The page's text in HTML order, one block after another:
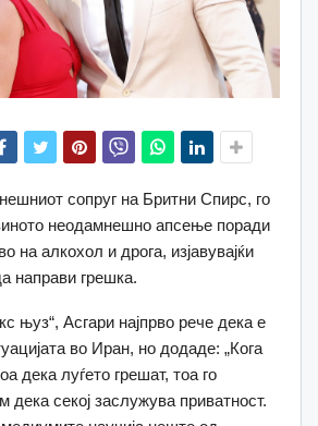
сопруг на Бритни Спирс, го
неодамнешно апсење поради
на алкохол и дрога, изјавувајќи
направи грешка.
њуз“, Асгари најпрво рече дека е
во Иран, но додаде: „Кога
дека луѓето грешат, тоа го
секој заслужува приватност.